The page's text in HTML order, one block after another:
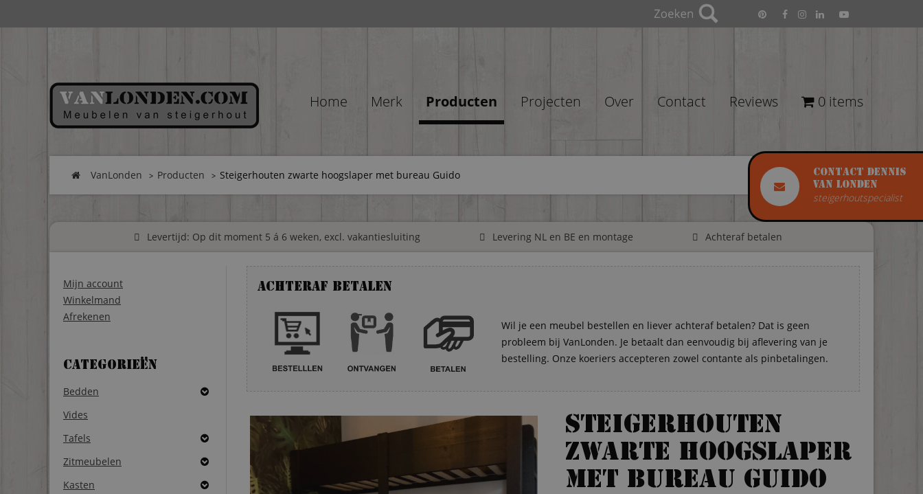
Contact Dennis
van Londen
steigerhoutspecialist
Home Merk Producten Projecten Over Contact Reviews 0 items
VanLonden Producten Steigerhouten zwarte hoogslaper met bureau Guido
Levertijd: Op dit moment 5 á 6 weken, excl. vakantiesluiting Levering NL en BE en montage Achteraf betalen
Mijn account
Winkelmand
Afrekenen
Categorieën
Bedden
Vides
Tafels
Zitmeubelen
Kasten
Achteraf betalen
Wil je een meubel bestellen en liever achteraf betalen? Dat is geen
probleem bij VanLonden. Je betaalt dan eenvoudig bij aflevering van je
bestelling. Onze koeriers accepteren zowel contante als pinbetalingen.
Steigerhouten
zwarte hoogslaper
met bureau Guido